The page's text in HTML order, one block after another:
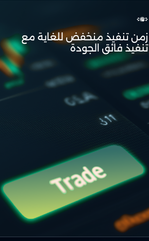
زمن تنفيذ منخفض للغاية مع
تنفيذ فائق الجودة